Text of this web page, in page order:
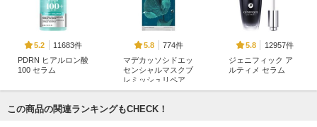
5.2
11683件
PDRN ヒアルロン酸
100 セラム
5.8
774件
マデカッソシドエッ
センシャルマスクブ
レミッシュリペア
ール)
5.8
12957件
ジェニフィック ア
ルティメ セラム
この商品の関連ランキングもCHECK！